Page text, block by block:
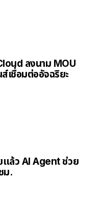
ลงนาม MOU
เชื่อมต่ออัจฉริยะ
แล้ว AI Agent ช่วย
ม.